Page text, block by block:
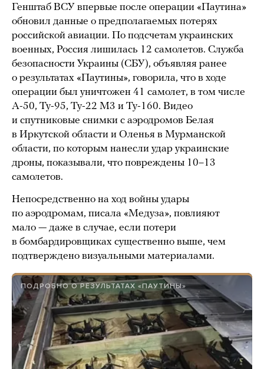
Генштаб ВСУ впервые после операции «Паутина»
обновил данные о предполагаемых потерях
российской авиации. По подсчетам украинских
военных, Россия лишилась 12 самолетов. Служба
безопасности Украины (СБУ), объявляя ранее
о результатах «Паутины», говорила, что в ходе
операции был уничтожен 41 самолет, в том числе
А-50, Ту-95, Ту-22 М3 и Ту-160. Видео
и спутниковые снимки с аэродромов Белая
в Иркутской области и Оленья в Мурманской
области, по которым нанесли удар украинские
дроны, показывали, что повреждены 10–13
самолетов.
Непосредственно на ход войны удары
по аэродромам, писала «Медуза», повлияют
мало — даже в случае, если потери
в бомбардировщиках существенно выше, чем
подтверждено визуальными материалами.
ПОДРОБНО О РЕЗУЛЬТАТАХ «ПАУТИНЫ»